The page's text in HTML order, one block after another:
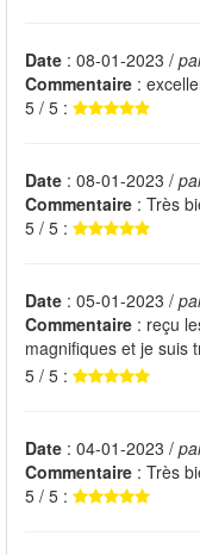
Date : 08-01-2023 /
Commentaire :
5 / 5 :
Date : 08-01-2023 /
Commentaire : Très
5 / 5 :
Date : 05-01-2023 /
Commentaire : reçu
magnifiques et je suis
5 / 5 :
Date : 04-01-2023 /
Commentaire : Très
5 / 5 :